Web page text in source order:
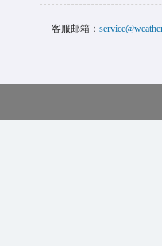
客服邮箱：